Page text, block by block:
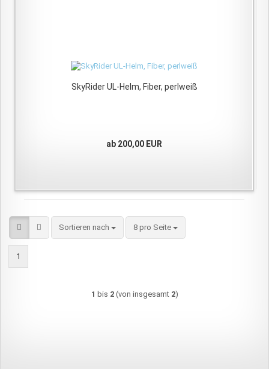
SkyRider UL-Helm, Fiber, perlweiß
ab 200,00 EUR
Sortieren nach
Sortieren nach 8 pro Seite
pro Seite
1
1 bis 2(von insgesamt 2)